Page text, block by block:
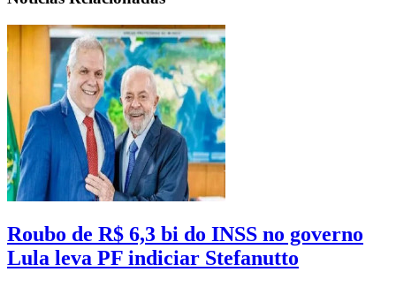
Roubo de R$ 6,3 bi do INSS no governo
Lula leva PF indiciar Stefanutto